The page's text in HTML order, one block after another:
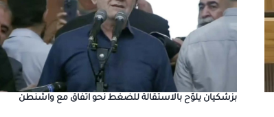
بزشكيان يلوّح بالاستقالة للضغط نحو اتفاق مع واشنطن